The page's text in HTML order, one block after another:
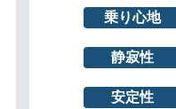
乗り心地
静寂性
安定性